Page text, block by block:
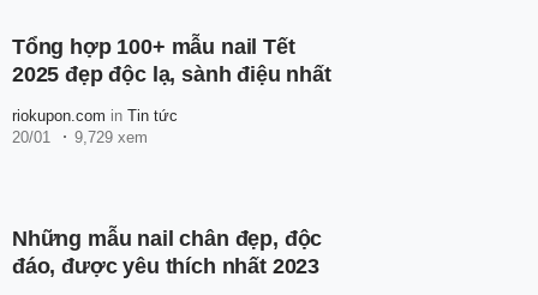
Tổng hợp 100+ mẫu nail Tết
2025 đẹp độc lạ, sành điệu nhất
riokupon.com in Tin tức
20/01
9,729 xem
Những mẫu nail chân đẹp, độc
đáo, được yêu thích nhất 2023